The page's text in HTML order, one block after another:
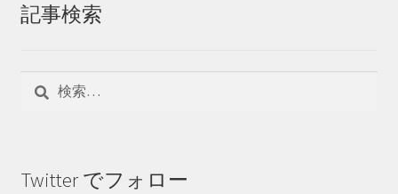
記事検索
Twitter でフォロー